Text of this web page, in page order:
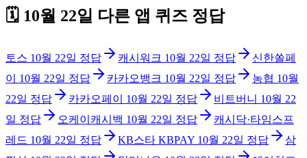
🗓️ 10월 22일 다른 앱 퀴즈 정답
토스 10월 22일 정답 캐시워크 10월 22일 정답
신한쏠페
이
10월 22일 정답 카카오뱅크 10월 22일 정답 농협 10월
22일 정답 카카오페이 10월 22일 정답 비트버니 10월 22
일 정답 오케이캐시백 10월 22일 정답
캐시닥·타임스프
레드 10월 22일 정답 KB스타 KBPAY 10월 22일 정답
삼